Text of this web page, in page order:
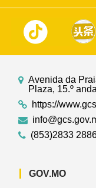
Avenida da
Plaza, 15.º
https://
(853)2833
GOV.MO